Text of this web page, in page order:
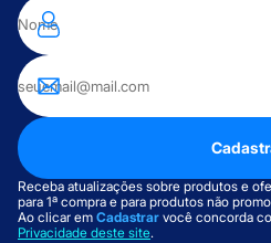
Receba atualizações sobre produtos e
para 1ª compra e para produtos não
Ao clicar em Cadastrar você concorda
Privacidade deste site.